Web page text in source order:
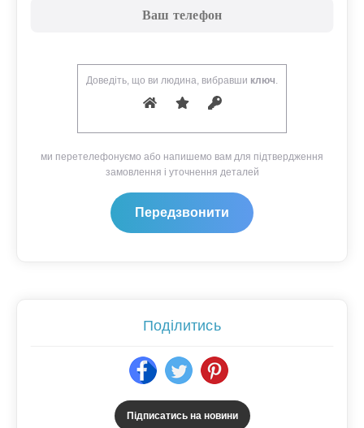
Доведіть, що ви людина, вибравши ключ.
ми перетелефонуємо або напишемо вам для підтвердження
замовлення і уточнення деталей
Поділитись
Підписатись на новини